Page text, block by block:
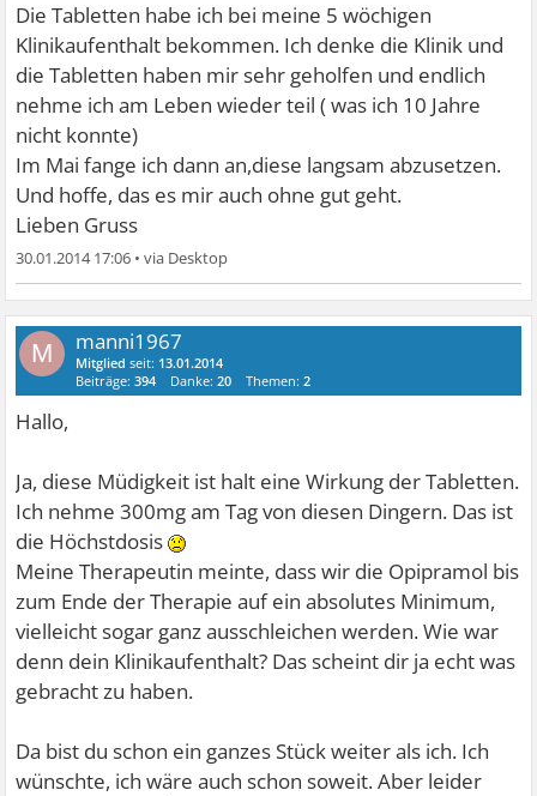
Die Tabletten habe ich bei meine 5 wöchigen
Klinikaufenthalt bekommen. Ich denke die Klinik und
die Tabletten haben mir sehr geholfen und endlich
nehme ich am Leben wieder teil ( was ich 10 Jahre
nicht konnte)
Im Mai fange ich dann an,diese langsam abzusetzen.
Und hoffe, das es mir auch ohne gut geht.
Lieben Gruss
30.01.2014 17:06 •
M manni1967
Mitglied seit: 13.01.2014
Beiträge:394 Danke:20 Themen:2
Hallo,
Ja, diese Müdigkeit ist halt eine Wirkung der Tabletten.
Ich nehme 300mg am Tag von diesen Dingern. Das ist
die Höchstdosis
Meine Therapeutin meinte, dass wir die Opipramol bis
zum Ende der Therapie auf ein absolutes Minimum,
vielleicht sogar ganz ausschleichen werden. Wie war
denn dein Klinikaufenthalt? Das scheint dir ja echt was
gebracht zu haben.
Da bist du schon ein ganzes Stück weiter als ich. Ich
wünschte, ich wäre auch schon soweit. Aber leider